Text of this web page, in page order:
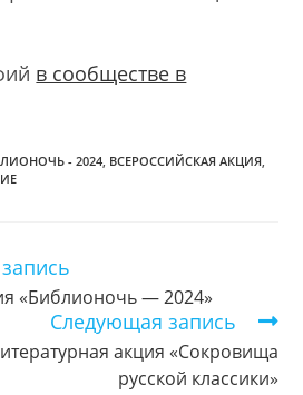
в сообществе в
- 2024 ВСЕРОССИЙСКАЯ АКЦИЯ
«Библионочь — 2024»
Следующая запись
акция «Сокровища
русской классики»